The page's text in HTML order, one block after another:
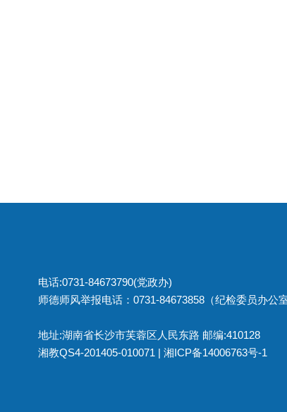
电话:0731-84673790(党政办)
师德师风举报电话：0731-84673858（纪检委员办公
地址:湖南省长沙市芙蓉区人民东路 邮编:410128
湘教QS4-201405-010071 | 湘ICP备14006763号-1